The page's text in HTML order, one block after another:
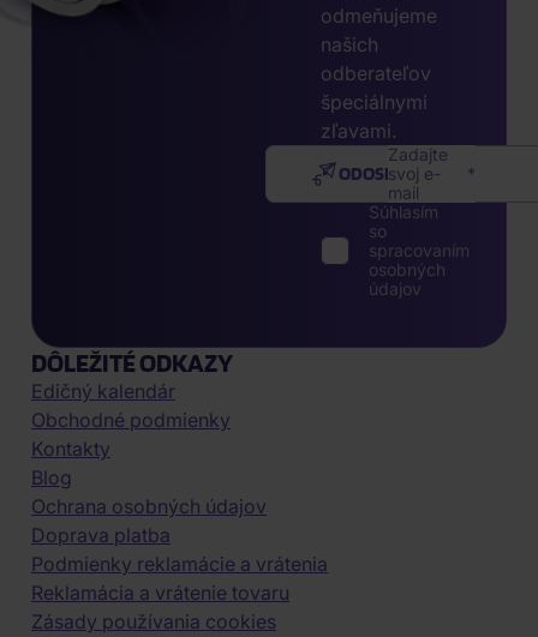
odmeňujeme
našich
odberateľov
špeciálnymi
zľavami.
Zadajte
svoj e-
mail
ODOSLAŤ
Súhlasím
so
spracovaním
osobných
údajov
DÔLEŽITÉ ODKAZY
Edičný kalendár
Obchodné podmienky
Kontakty
Blog
Ochrana osobných údajov
Doprava platba
Podmienky reklamácie a vrátenia
Reklamácia a vrátenie tovaru
Zásady používania cookies